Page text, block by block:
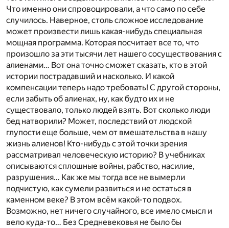
Что именно они спровоцировали, а что само по себе
случилось. Наверное, столь сложное исследование
может произвести лишь какая-нибудь специальная
мощная программа. Которая посчитает все то, что
произошло за эти тысячи лет нашего сосуществования с
алиенами… Вот она точно сможет сказать, кто в этой
истории пострадавший и насколько. И какой
компенсации теперь надо требовать! С другой стороны,
если забыть об алиенах, ну, как будто их и не
существовало, только людей взять. Вот сколько люди
бед натворили? Может, последствий от людской
глупости еще больше, чем от вмешательства в нашу
жизнь алиенов! Кто-нибудь с этой точки зрения
рассматривал человеческую историю? В учебниках
описываются сплошные войны, рабство, насилие,
разрушения… Как же мы тогда все не вымерли
подчистую, как сумели развиться и не остаться в
каменном веке? В этом всём какой-то подвох.
Возможно, нет ничего случайного, все имело смысл и
вело куда-то… Без Средневековья не было бы